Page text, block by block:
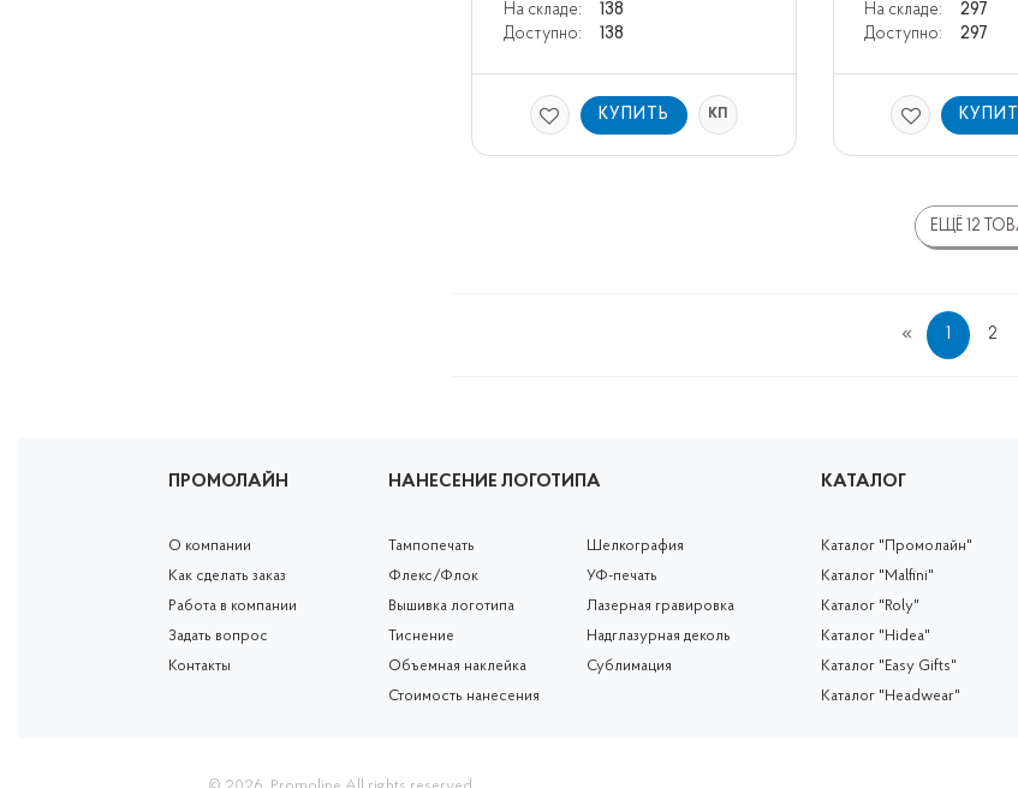
На складе:
138
Доступно:
138
КУПИТЬ КП
На складе:
297
Доступно:
297
ЕЩЁ 12
1 2
ПРОМОЛАЙН
О компании
Как сделать заказ
Работа в компании
Задать вопрос
Контакты
НАНЕСЕНИЕ ЛОГОТИПА
Тампопечать
Шелкография
Флекс/Флок
УФ-печать
Вышивка логотипа
Лазерная гравировка
Тиснение
Надглазурная деколь
Объемная наклейка
Сублимация
Стоимость нанесения
КАТАЛОГ
Каталог "Промолайн"
Каталог "Malfini"
Каталог "Roly"
Каталог "Hidea"
Каталог "Easy Gifts"
Каталог "Headwear"